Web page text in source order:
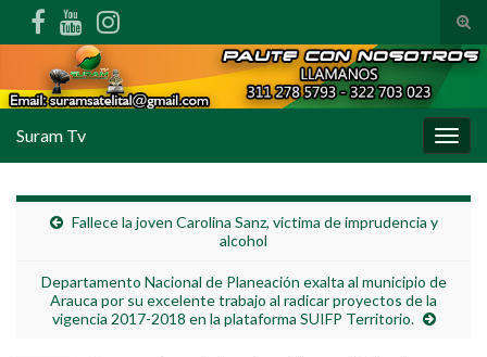
Suram Tv
Fallece la joven Carolina Sanz, victima de imprudencia y
alcohol
Departamento Nacional de Planeación exalta al municipio de
Arauca por su excelente trabajo al radicar proyectos de la
vigencia 2017-2018 en la plataforma SUIFP Territorio.